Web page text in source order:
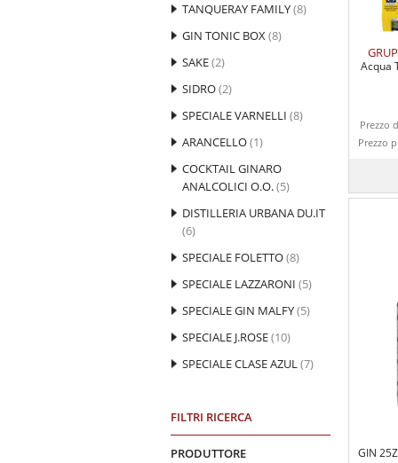
TANQUERAY FAMILY(8)
GIN TONIC BOX(8)
SAKE(2)
SIDRO(2)
SPECIALE VARNELLI (8)
ARANCELLO(1)
COCKTAIL GINARO
ANALCOLICI O.O.(5)
DISTILLERIA URBANA DU.IT
(6)
SPECIALE FOLETTO(8)
SPECIALE LAZZARONI (5)
SPECIALE GIN MALFY(5)
SPECIALE J.ROSE(10)
SPECIALE CLASE AZUL(7)
FILTRI RICERCA
PRODUTTORE
Acqua
Prezzo
Prezzo
GIN